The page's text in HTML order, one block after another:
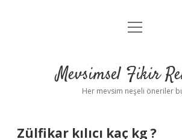
Anasayfa
Yasal Uyarı
menüyü
Mevsimsel Fikir
Her mevsim neşeli öneriler
Zülfikar kılıcı kaç kg ?